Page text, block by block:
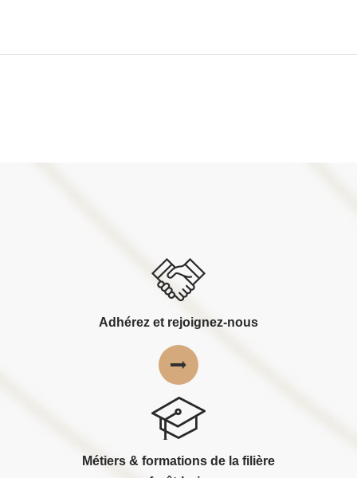
Adhérez et rejoignez-nous
Métiers & formations de la filière